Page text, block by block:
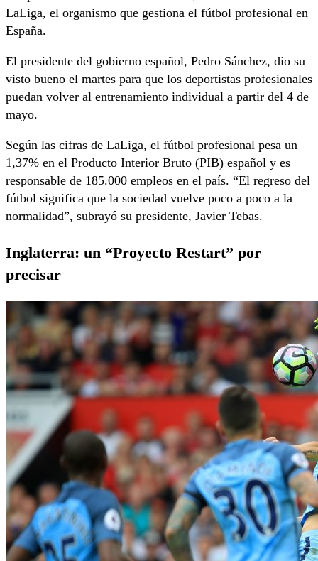
LaLiga, el organismo que gestiona el fútbol profesional en
España.
El presidente del gobierno español, Pedro Sánchez, dio su
visto bueno el martes para que los deportistas profesionales
puedan volver al entrenamiento individual a partir del 4 de
mayo.
Según las cifras de LaLiga, el fútbol profesional pesa un
1,37% en el Producto Interior Bruto (PIB) español y es
responsable de 185.000 empleos en el país. “El regreso del
fútbol significa que la sociedad vuelve poco a poco a la
normalidad”, subrayó su presidente, Javier Tebas.
Inglaterra: un “Proyecto Restart” por
precisar